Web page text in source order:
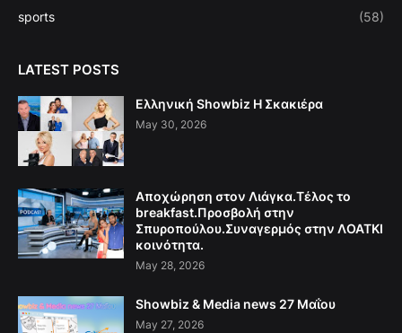
sports (58)
LATEST POSTS
Ελληνική Showbiz Η Σκακιέρα
May 30, 2026
Αποχώρηση στον Λιάγκα.Τέλος το
breakfast.Προσβολή στην
Σπυροπούλου.Συναγερμός στην ΛΟΑΤΚΙ
κοινότητα.
May 28, 2026
Showbiz & Media news 27 Μαΐου
May 27, 2026